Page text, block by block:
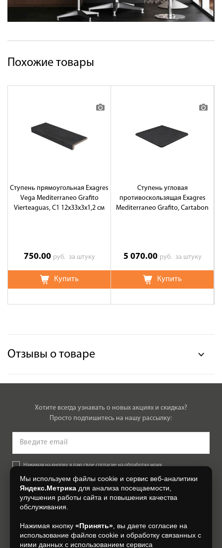
Похожие товары
Ступень прямоугольная Exagres
Vega Mediterraneo Grafito
Vierteaguas, C1 12x33x3x1,2 см
750.00 руб. за штуку
Купить
Ступень угловая
противоскользящая Exagres
Mediterraneo Grafito, Cartabon
5 070.00 руб. за штуку
Купить
Отзывы о товаре
Хотите всегда узнавать о новых акциях и скидках?
Просто подпишитесь на нашу рассылку:
Нажимая на кнопку, я даю свое согласие на обработку моих
Согласии на обработку персональных данных.
+7 (4812) 548-777
Мы используем файлы cookie и сервис веб-аналитики
Яндекс.Метрика для анализа посещаемости,
улучшения работы сайта и повышения качества
обслуживания.
Нажимая кнопку «Принять» , вы даете согласие на
использование файлов cookie и обработку связанных с
ними данных с использованием сервиса